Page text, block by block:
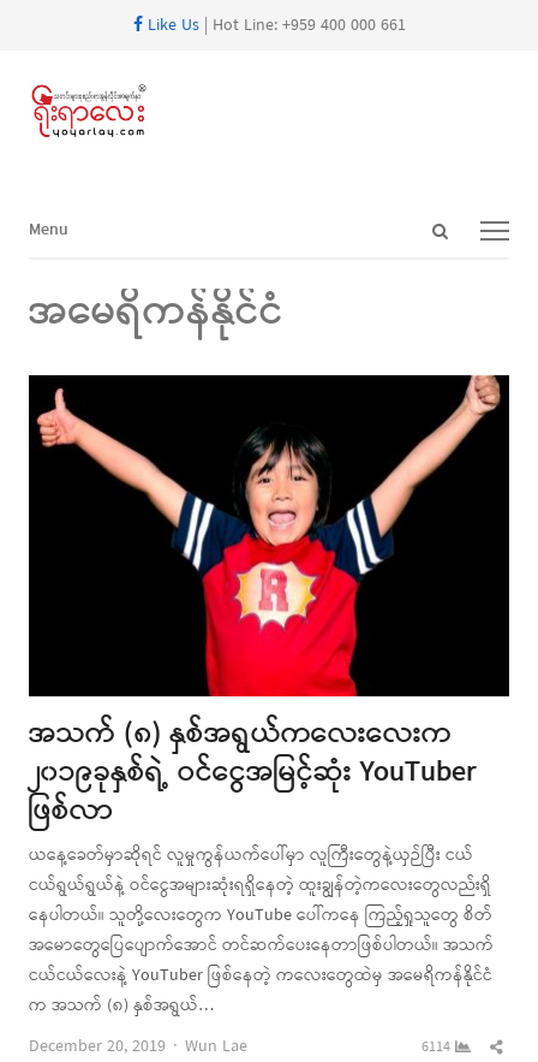
Like Us| Hot Line: +959 400 000 661
Open
Menu
Menu
အမေရိကန်နိုင်ငံ
အသက် (၈) နှစ်အရွယ်ကလေးလေးက
၂၀၁၉ခုနှစ်ရဲ့ ဝင်ငွေအမြင့်ဆုံး YouTuber
ဖြစ်လာ
ယနေ့ခေတ်မှာဆိုရင် လူမှုကွန်ယက်ပေါ်မှာ လူကြီးတွေနဲ့ယှဉ်ပြီး ငယ်
ငယ်ရွယ်ရွယ်နဲ့ ဝင်ငွေအများဆုံးရရှိနေတဲ့ ထူးချွန်တဲ့ကလေးတွေလည်းရှိ
နေပါတယ်။ သူတို့လေးတွေက YouTube ပေါ်ကနေ ကြည့်ရှုသူတွေ စိတ်
အမောတွေပြေပျောက်အောင် တင်ဆက်ပေးနေတာဖြစ်ပါတယ်။ အသက်
ငယ်ငယ်လေးနဲ့ YouTuber ဖြစ်နေတဲ့ ကလေးတွေထဲမှ အမေရိကန်နိုင်ငံ
က အသက် (၈) နှစ်အရွယ်…
December 20, 2019
Author
Wun Lae 6114